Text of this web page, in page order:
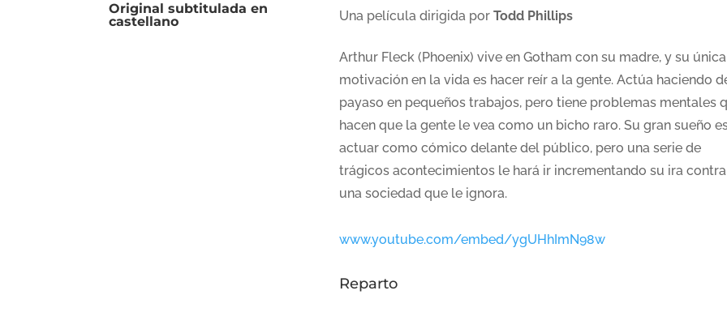
Original subtitulada en
castellano
Una película dirigida por Todd Phillips
Arthur Fleck (Phoenix) vive en Gotham con su madre, y su única
motivación en la vida es hacer reír a la gente. Actúa haciendo
payaso en pequeños trabajos, pero tiene problemas mentales
hacen que la gente le vea como un bicho raro. Su gran sueño
actuar como cómico delante del público, pero una serie de
trágicos acontecimientos le hará ir incrementando su ira contra
una sociedad que le ignora.
www.youtube.com/embed/ygUHhImN98w
Reparto